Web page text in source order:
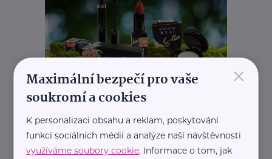
REKLAMA
×
Maximální bezpečí pro vaše
soukromí a cookies
K personalizaci obsahu a reklam, poskytování
funkcí sociálních médií a analýze naší návštěvnosti
využíváme soubory cookie. Informace o tom, jak